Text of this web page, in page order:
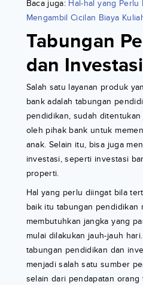
Baca juga: Hal-hal yang
Mengambil Cicilan Biaya
Tabungan
dan Investasi
Salah satu layanan produk
bank adalah tabungan
pendidikan, sudah
oleh pihak bank untuk
anak. Selain itu, bisa juga
investasi, seperti investasi
properti.
Hal yang perlu diingat bila
baik itu tabungan pendidikan
membutuhkan jangka yang
mulai dilakukan jauh-jauh
tabungan pendidikan dan
menjadi salah satu sumber
selain dari pendapatan orang